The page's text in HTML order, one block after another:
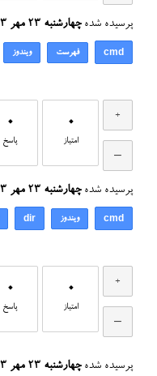
پرسیده شده چهارشنبه ۲۳ مهر ۱۳۹۳
cmd فهرست ویندوز
0
امتیاز
0
پاسخ
پرسیده شده چهارشنبه ۲۳ مهر ۱۳۹۳
cmd ویندوز dir
0
امتیاز
0
پاسخ
پرسیده شده چهارشنبه ۲۳ مهر ۱۳۹۳